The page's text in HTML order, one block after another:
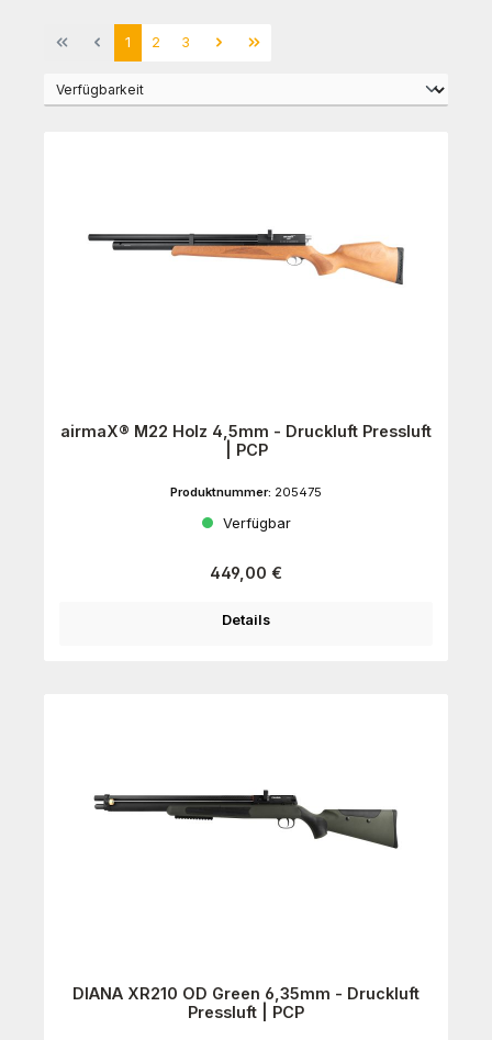
Seite
1 Seite
2 Seite
3
airmaX® M22 Holz 4,5mm - Druckluft Pressluft
| PCP
Produktnummer: 205475
Verfügbar
Regulärer Preis:
449,00 €
Details
DIANA XR210 OD Green 6,35mm - Druckluft
Pressluft | PCP